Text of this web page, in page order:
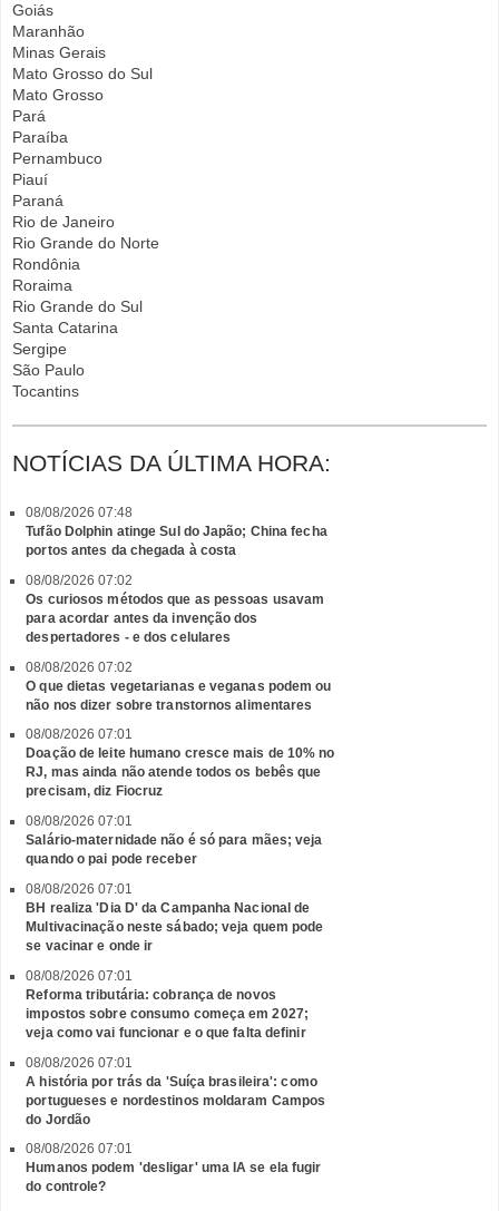
Goiás
Maranhão
Minas Gerais
Mato Grosso do Sul
Mato Grosso
Pará
Paraíba
Pernambuco
Piauí
Paraná
Rio de Janeiro
Rio Grande do Norte
Rondônia
Roraima
Rio Grande do Sul
Santa Catarina
Sergipe
São Paulo
Tocantins
NOTÍCIAS DA ÚLTIMA HORA:
08/08/2026 07:48
Tufão Dolphin atinge Sul do Japão; China fecha
portos antes da chegada à costa
08/08/2026 07:02
Os curiosos métodos que as pessoas usavam
para acordar antes da invenção dos
despertadores - e dos celulares
08/08/2026 07:02
O que dietas vegetarianas e veganas podem ou
não nos dizer sobre transtornos alimentares
08/08/2026 07:01
Doação de leite humano cresce mais de 10% no
RJ, mas ainda não atende todos os bebês que
precisam, diz Fiocruz
08/08/2026 07:01
Salário-maternidade não é só para mães; veja
quando o pai pode receber
08/08/2026 07:01
BH realiza 'Dia D' da Campanha Nacional de
Multivacinação neste sábado; veja quem pode
se vacinar e onde ir
08/08/2026 07:01
Reforma tributária: cobrança de novos
impostos sobre consumo começa em 2027;
veja como vai funcionar e o que falta definir
08/08/2026 07:01
A história por trás da 'Suíça brasileira': como
portugueses e nordestinos moldaram Campos
do Jordão
08/08/2026 07:01
Humanos podem 'desligar' uma IA se ela fugir
do controle?